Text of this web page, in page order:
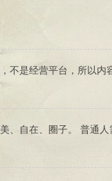
不是经营平台，所以内
、自在、圈子。 普通